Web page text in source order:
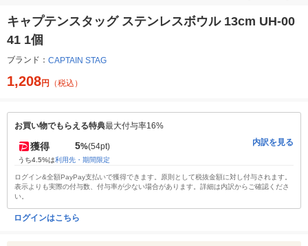
キャプテンスタッグ ステンレスボウル 13cm UH-00
41 1個
ブランド： CAPTAIN STAG
1,208円 （税込）
お買い物でもらえる特典最大付与率16%
獲得 5%(54pt)
うち4.5%は利用先・期間限定
内訳を見る
ログイン&全額PayPay支払いで獲得できます。原則として税抜金額に対し付与されます。
表示よりも実際の付与数、付与率が少ない場合があります。詳細は内訳からご確認くださ
い。
ログインはこちら